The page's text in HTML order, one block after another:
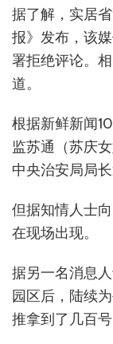
据了解，实居
报》发布，该
署拒绝评论。
道。
根据新鲜新闻
监苏通（苏庆
中央治安局局
但据知情人士
在现场出现。
据另一名消息
园区后，陆续
推拿到了几百